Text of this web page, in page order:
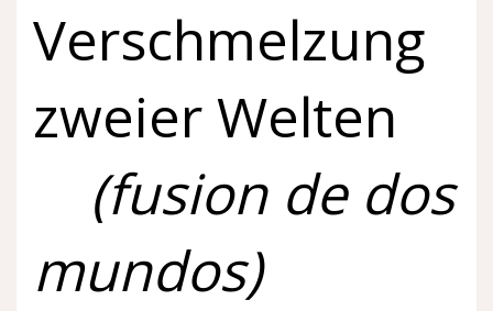
Verschmelzung
zweier Welten
(fusion de dos
mundos)